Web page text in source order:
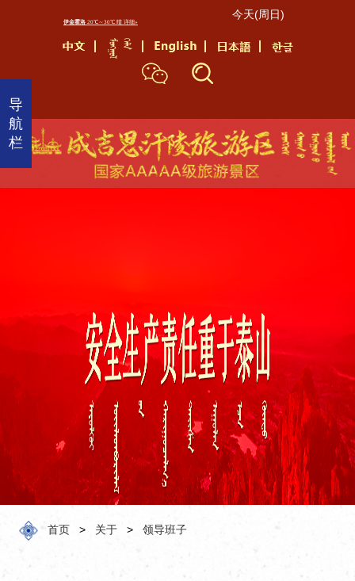
今天(周日)
导
航
栏
景
区
介
绍
陵
预
服
务
关
于
首页 > 关于 > 领导班子